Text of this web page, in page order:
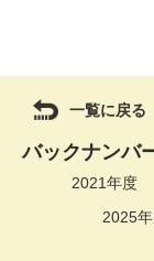
一覧に戻る
バックナンバ
2021年度
2025